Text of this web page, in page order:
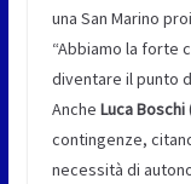
una San Marino
“Abbiamo la forte
diventare il punto
Anche Luca Boschi
contingenze,
necessità di